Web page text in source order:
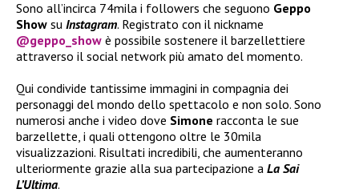
Sono all’incirca 74mila i followers che seguono Geppo
Show su Instagram. Registrato con il nickname
@geppo_show è possibile sostenere il barzellettiere
attraverso il social network più amato del momento.
Qui condivide tantissime immagini in compagnia dei
personaggi del mondo dello spettacolo e non solo. Sono
numerosi anche i video dove Simone racconta le sue
barzellette, i quali ottengono oltre le 30mila
visualizzazioni. Risultati incredibili, che aumenteranno
ulteriormente grazie alla sua partecipazione a La Sai
L’Ultima.